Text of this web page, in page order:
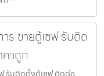
ร ขายตู้เซฟ รับติด
าถูก